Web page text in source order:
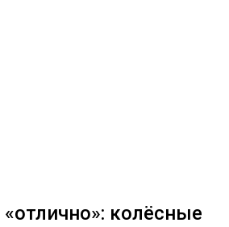
И ЗАЩИТА
колёсные